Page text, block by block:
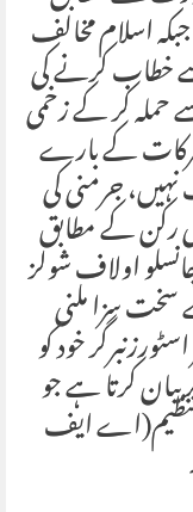
اسلام مخالف
خطاب کرنے کی
حملہ کر کے زخمی
کے بارے
جرمنی کی
رکن کے مطابق
اولاف شولز
سخت سزا ملنی
خود کو
کرتا ہے جو
تنظیم(اے ایف